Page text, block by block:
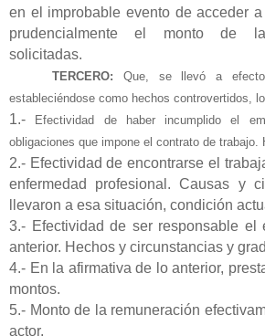
en el improbable evento de acceder
prudencialmente el monto de
solicitadas.
TERCERO: Que, se llevó a efecto
estableciéndose como hechos controvertidos,
1.-
Efectividad de haber incumplido el
obligaciones que impone el contrato de trabajo.
2.- Efectividad de encontrarse el
enfermedad profesional. Causas y
llevaron a esa situación, condición
3.- Efectividad de ser responsable el
anterior. Hechos y circunstancias y
4.- En la afirmativa de lo anterior,
montos.
5.- Monto de la remuneración
actor.